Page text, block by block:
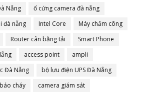
Nẵng
ổ cứng camera đà nẵng
đà nẵng Intel Core
Máy chấm công
Router cân bằng tải
Smart Phone
access point
ampli
Đà Nẵng
bộ lưu điện UPS Đà Nẵng
cháy
camera giám sát